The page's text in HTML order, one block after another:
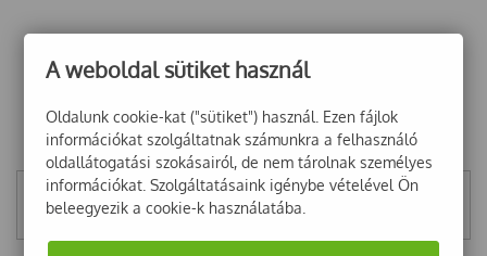
Mentett szűrők
A weboldal sütiket használ
Oldalunk cookie-kat ("sütiket") használ. Ezen fájlok
információkat szolgáltatnak számunkra a felhasználó
oldallátogatási szokásairól, de nem tárolnak személyes
információkat. Szolgáltatásaink igénybe vételével Ön
beleegyezik a cookie-k használatába.